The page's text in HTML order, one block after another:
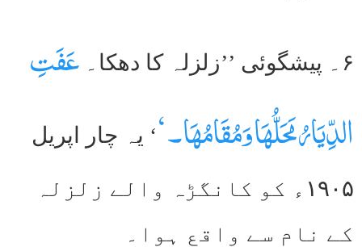
۶۔ پیشگوئی ’’زلزلہ کا دھکا۔
عَفَتِ
الدِّیَارُ مَحَلُّھَا وَمُقَامُھَا۔‘‘ یہ چار اپریل
۱۹۰۵ء کو کانگڑہ والے زلزلہ
کے نام سے واقع ہوا۔